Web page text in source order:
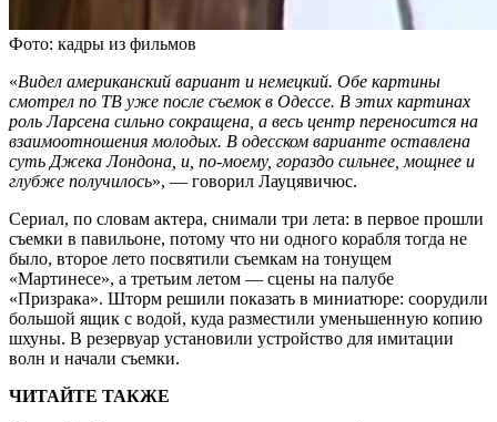
Фото: кадры из фильмов
«Видел американский вариант и немецкий. Обе картины
смотрел по ТВ уже после съемок в Одессе. В этих картинах
роль Ларсена сильно сокращена, а весь центр переносится на
взаимоотношения молодых. В одесском варианте оставлена
суть Джека Лондона, и, по-моему, гораздо сильнее, мощнее и
глубже получилось», — говорил Лауцявичюс.
Сериал, по словам актера, снимали три лета: в первое прошли
съемки в павильоне, потому что ни одного корабля тогда не
было, второе лето посвятили съемкам на тонущем
«Мартинесе», а третьим летом — сцены на палубе
«Призрака». Шторм решили показать в миниатюре: соорудили
большой ящик с водой, куда разместили уменьшенную копию
шхуны. В резервуар установили устройство для имитации
волн и начали съемки.
ЧИТАЙТЕ ТАКЖЕ